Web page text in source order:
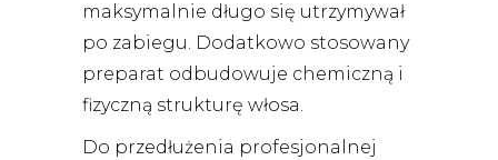
maksymalnie długo się utrzymywał
po zabiegu. Dodatkowo stosowany
preparat odbudowuje chemiczną i
fizyczną strukturę włosa.
Do przedłużenia profesjonalnej